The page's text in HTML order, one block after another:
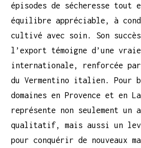
épisodes de sécheresse tout
équilibre appréciable, à
cultivé avec soin. Son
l’export témoigne d’une
internationale, renforcée
du Vermentino italien. Pour
domaines en Provence et en
représente non seulement un
qualitatif, mais aussi un
pour conquérir de nouveaux